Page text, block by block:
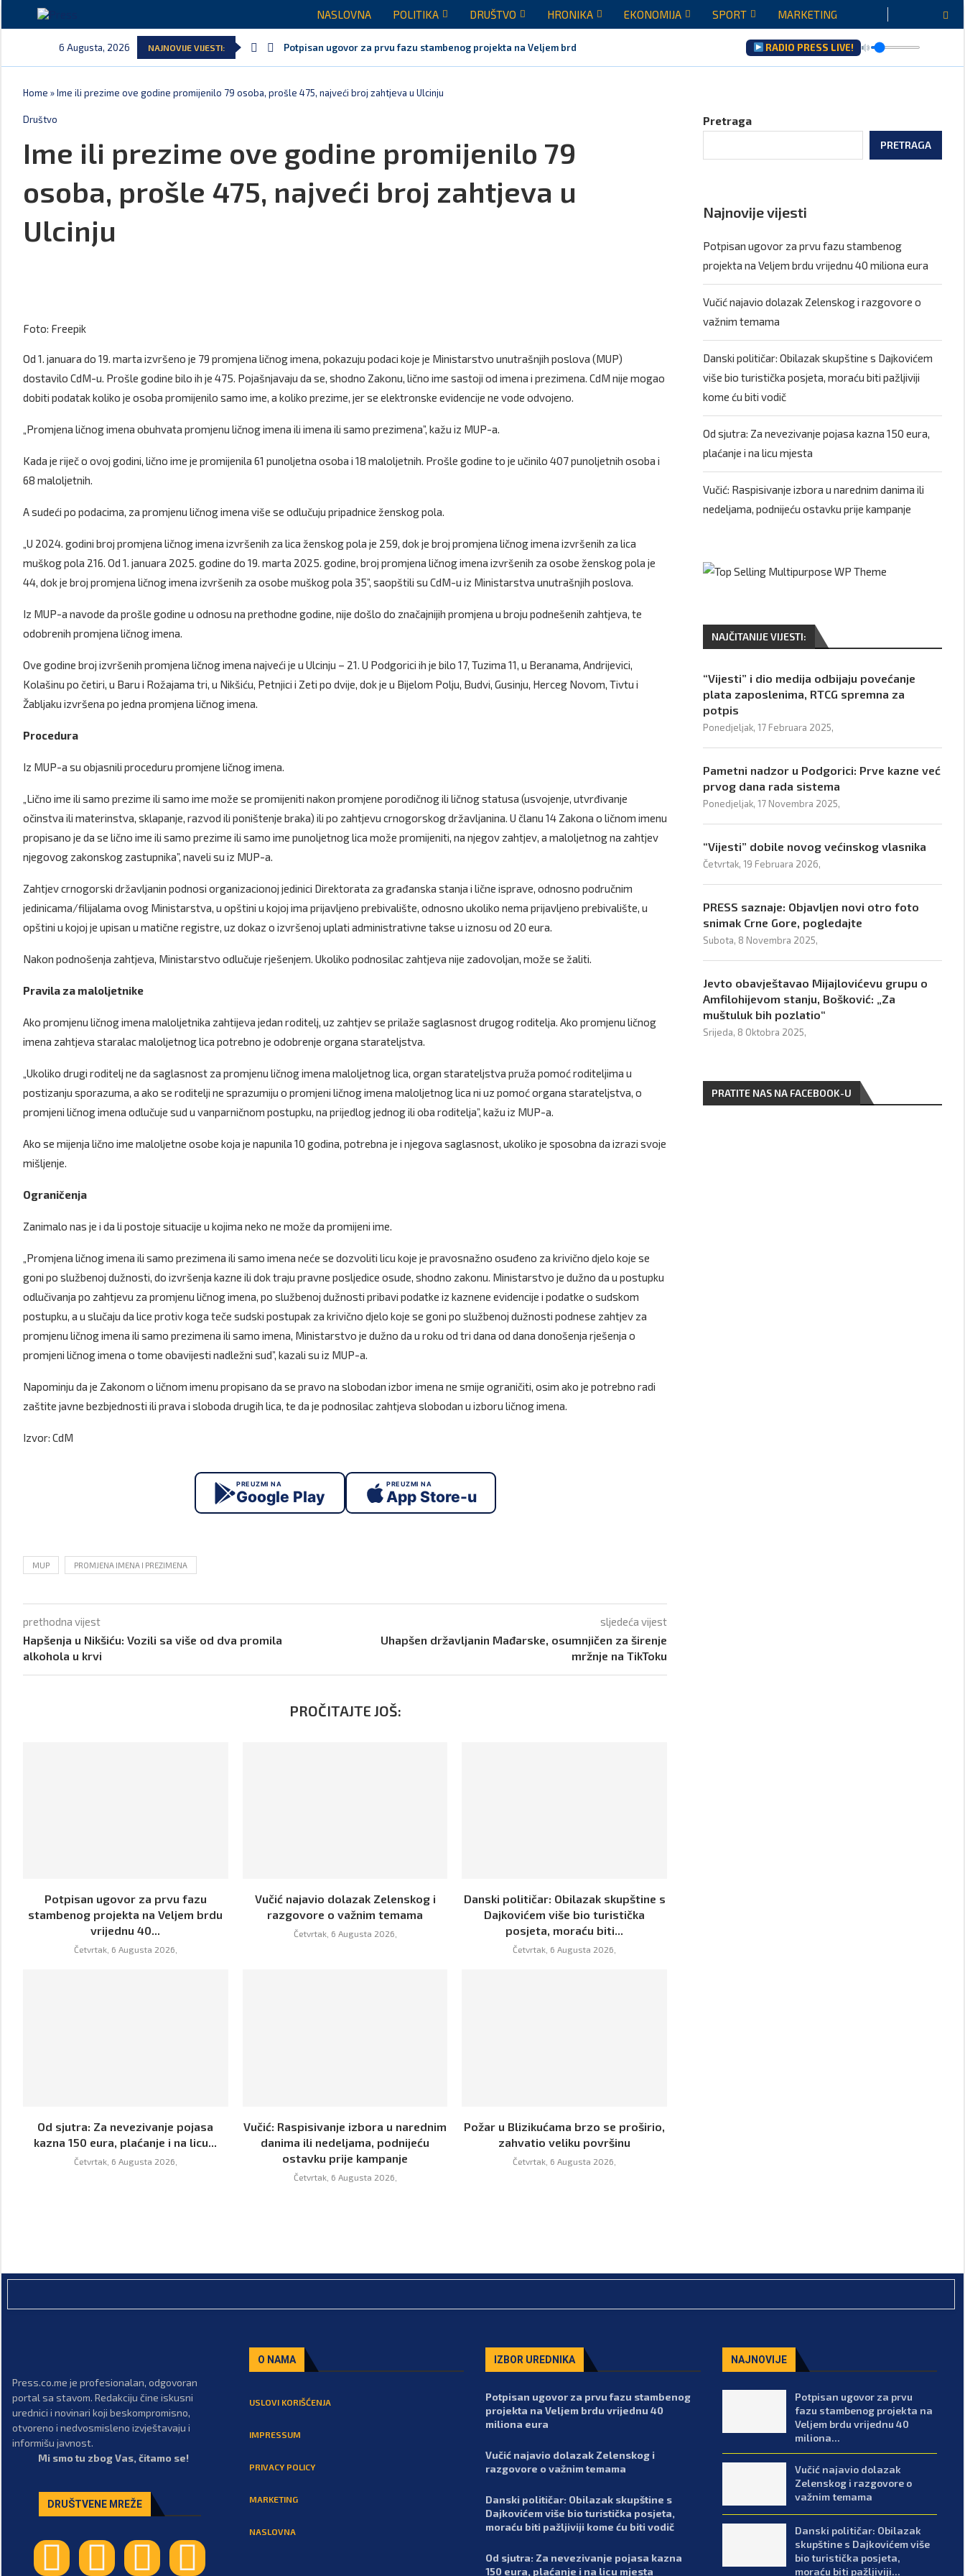
NASLOVNA POLITIKA DRUŠTVO HRONIKA EKONOMIJA SPORT MARKETING
6 Augusta, 2026 NAJNOVIJE VIJESTI: Potpisan ugovor za prvu fazu stambenog projekta na Veljem brdu vrijednu... RADIO PRESS LIVE!
Home »Ime ili prezime ove godine promijenilo 79 osoba, prošle 475, najveći broj zahtjeva u Ulcinju
Društvo
Ime ili prezime ove godine promijenilo 79
osoba, prošle 475, najveći broj zahtjeva u
Ulcinju
Foto: Freepik
Od 1. januara do 19. marta izvršeno je 79 promjena ličnog imena, pokazuju podaci koje je Ministarstvo unutrašnjih poslova (MUP)
dostavilo CdM-u. Prošle godine bilo ih je 475. Pojašnjavaju da se, shodno Zakonu, lično ime sastoji od imena i prezimena. CdM nije mogao
dobiti podatak koliko je osoba promijenilo samo ime, a koliko prezime, jer se elektronske evidencije ne vode odvojeno.
„Promjena ličnog imena obuhvata promjenu ličnog imena ili imena ili samo prezimena”, kažu iz MUP-a.
Kada je riječ o ovoj godini, lično ime je promijenila 61 punoljetna osoba i 18 maloljetnih. Prošle godine to je učinilo 407 punoljetnih osoba i
68 maloljetnih.
A sudeći po podacima, za promjenu ličnog imena više se odlučuju pripadnice ženskog pola.
„U 2024. godini broj promjena ličnog imena izvršenih za lica ženskog pola je 259, dok je broj promjena ličnog imena izvršenih za lica
muškog pola 216. Od 1. januara 2025. godine do 19. marta 2025. godine, broj promjena ličnog imena izvršenih za osobe ženskog pola je
44, dok je broj promjena ličnog imena izvršenih za osobe muškog pola 35”, saopštili su CdM-u iz Ministarstva unutrašnjih poslova.
Iz MUP-a navode da prošle godine u odnosu na prethodne godine, nije došlo do značajnijih promjena u broju podnešenih zahtjeva, te
odobrenih promjena ličnog imena.
Ove godine broj izvršenih promjena ličnog imena najveći je u Ulcinju – 21. U Podgorici ih je bilo 17, Tuzima 11, u Beranama, Andrijevici,
Kolašinu po četiri, u Baru i Rožajama tri, u Nikšiću, Petnjici i Zeti po dvije, dok je u Bijelom Polju, Budvi, Gusinju, Herceg Novom, Tivtu i
Žabljaku izvršena po jedna promjena ličnog imena.
Procedura
Iz MUP-a su objasnili proceduru promjene ličnog imena.
„Lično ime ili samo prezime ili samo ime može se promijeniti nakon promjene porodičnog ili ličnog statusa (usvojenje, utvrđivanje
očinstva ili materinstva, sklapanje, razvod ili poništenje braka) ili po zahtjevu crnogorskog državljanina. U članu 14 Zakona o ličnom imenu
propisano je da se lično ime ili samo prezime ili samo ime punoljetnog lica može promijeniti, na njegov zahtjev, a maloljetnog na zahtjev
njegovog zakonskog zastupnika”, naveli su iz MUP-a.
Zahtjev crnogorski državljanin podnosi organizacionoj jedinici Direktorata za građanska stanja i lične isprave, odnosno područnim
jedinicama/filijalama ovog Ministarstva, u opštini u kojoj ima prijavljeno prebivalište, odnosno ukoliko nema prijavljeno prebivalište, u
opštini u kojoj je upisan u matične registre, uz dokaz o izvršenoj uplati administrativne takse u iznosu od 20 eura.
Nakon podnošenja zahtjeva, Ministarstvo odlučuje rješenjem. Ukoliko podnosilac zahtjeva nije zadovoljan, može se žaliti.
Pravila za maloljetnike
Ako promjenu ličnog imena maloljetnika zahtijeva jedan roditelj, uz zahtjev se prilaže saglasnost drugog roditelja. Ako promjenu ličnog
imena zahtjeva staralac maloljetnog lica potrebno je odobrenje organa starateljstva.
„Ukoliko drugi roditelj ne da saglasnost za promjenu ličnog imena maloljetnog lica, organ starateljstva pruža pomoć roditeljima u
postizanju sporazuma, a ako se roditelji ne sprazumiju o promjeni ličnog imena maloljetnog lica ni uz pomoć organa starateljstva, o
promjeni ličnog imena odlučuje sud u vanparničnom postupku, na prijedlog jednog ili oba roditelja”, kažu iz MUP-a.
Ako se mijenja lično ime maloljetne osobe koja je napunila 10 godina, potrebna je i njegova saglasnost, ukoliko je sposobna da izrazi svoje
mišljenje.
Ograničenja
Zanimalo nas je i da li postoje situacije u kojima neko ne može da promijeni ime.
„Promjena ličnog imena ili samo prezimena ili samo imena neće se dozvoliti licu koje je pravosnažno osuđeno za krivično djelo koje se
goni po službenoj dužnosti, do izvršenja kazne ili dok traju pravne posljedice osude, shodno zakonu. Ministarstvo je dužno da u postupku
odlučivanja po zahtjevu za promjenu ličnog imena, po službenoj dužnosti pribavi podatke iz kaznene evidencije i podatke o sudskom
postupku, a u slučaju da lice protiv koga teče sudski postupak za krivično djelo koje se goni po službenoj dužnosti podnese zahtjev za
promjenu ličnog imena ili samo prezimena ili samo imena, Ministarstvo je dužno da u roku od tri dana od dana donošenja rješenja o
promjeni ličnog imena o tome obavijesti nadležni sud”, kazali su iz MUP-a.
Napominju da je Zakonom o ličnom imenu propisano da se pravo na slobodan izbor imena ne smije ograničiti, osim ako je potrebno radi
zaštite javne bezbjednosti ili prava i sloboda drugih lica, te da je podnosilac zahtjeva slobodan u izboru ličnog imena.
Izvor: CdM
PREUZMI NA
Google Play
PREUZMI NA
App Store-u
MUP PROMJENA IMENA I PREZIMENA
prethodna vijest
Hapšenja u Nikšiću: Vozili sa više od dva promila
alkohola u krvi
sljedeća vijest
Uhapšen državljanin Mađarske, osumnjičen za širenje
mržnje na TikToku
PROČITAJTE JOŠ:
Potpisan ugovor za prvu fazu
stambenog projekta na Veljem brdu
vrijednu 40...
Četvrtak, 6 Augusta 2026,
Vučić najavio dolazak Zelenskog i
razgovore o važnim temama
Četvrtak, 6 Augusta 2026,
Danski političar: Obilazak skupštine s
Dajkovićem više bio turistička
posjeta, moraću biti...
Četvrtak, 6 Augusta 2026,
Od sjutra: Za nevezivanje pojasa
kazna 150 eura, plaćanje i na licu...
Četvrtak, 6 Augusta 2026,
Vučić: Raspisivanje izbora u narednim
danima ili nedeljama, podnijeću
ostavku prije kampanje
Četvrtak, 6 Augusta 2026,
Požar u Blizikućama brzo se proširio,
zahvatio veliku površinu
Četvrtak, 6 Augusta 2026,
Pretraga
PRETRAGA
Najnovije vijesti
Potpisan ugovor za prvu fazu stambenog
projekta na Veljem brdu vrijednu 40 miliona eura
Vučić najavio dolazak Zelenskog i razgovore o
važnim temama
Danski političar: Obilazak skupštine s Dajkovićem
više bio turistička posjeta, moraću biti pažljiviji
kome ću biti vodič
Od sjutra: Za nevezivanje pojasa kazna 150 eura,
plaćanje i na licu mjesta
Vučić: Raspisivanje izbora u narednim danima ili
nedeljama, podnijeću ostavku prije kampanje
NAJČITANIJE VIJESTI:
“Vijesti” i dio medija odbijaju povećanje
plata zaposlenima, RTCG spremna za
potpis
Ponedjeljak, 17 Februara 2025,
Pametni nadzor u Podgorici: Prve kazne već
prvog dana rada sistema
Ponedjeljak, 17 Novembra 2025,
“Vijesti” dobile novog većinskog vlasnika
Četvrtak, 19 Februara 2026,
PRESS saznaje: Objavljen novi otro foto
snimak Crne Gore, pogledajte
Subota, 8 Novembra 2025,
Jevto obavještavao Mijajlovićevu grupu o
Amfilohijevom stanju, Bošković: „Za
muštuluk bih pozlatio“
Srijeda, 8 Oktobra 2025,
PRATITE NAS NA FACEBOOK-U
Press.co.me je profesionalan, odgovoran
portal sa stavom. Redakciju čine iskusni
urednici i novinari koji beskompromisno,
otvoreno i nedvosmisleno izvještavaju i
informišu javnost.
Mi smo tu zbog Vas, čitamo se!
DRUŠTVENE MREŽE
O NAMA
USLOVI KORIŠĆENJA
IMPRESSUM
PRIVACY POLICY
MARKETING
NASLOVNA
IZBOR UREDNIKA
Potpisan ugovor za prvu fazu stambenog
projekta na Veljem brdu vrijednu 40
miliona eura
Vučić najavio dolazak Zelenskog i
razgovore o važnim temama
Danski političar: Obilazak skupštine s
Dajkovićem više bio turistička posjeta,
moraću biti pažljiviji kome ću biti vodič
Od sjutra: Za nevezivanje pojasa kazna
150 eura, plaćanje i na licu mjesta
NAJNOVIJE
Potpisan ugovor za prvu
fazu stambenog projekta na
Veljem brdu vrijednu 40
miliona...
Vučić najavio dolazak
Zelenskog i razgovore o
važnim temama
Danski političar: Obilazak
skupštine s Dajkovićem više
bio turistička posjeta,
moraću biti pažljiviji...